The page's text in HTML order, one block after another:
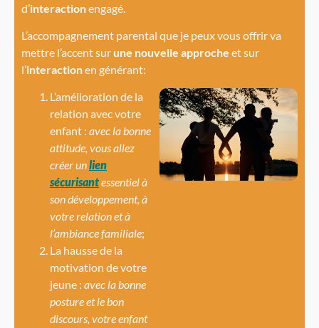
d’interactionengagé.
L’accompagnement parental que je peux vous offrir va
mettre l’accent sur une nouvelle approche et sur
l’interactionen générant:
L’amélioration de la
relation avec votre
enfant : avec la bonne
attitude, vous allez
créer unlien
sécurisantessentiel à
son développement, à
votre relation et à
l’ambiance familiale;
La hausse de la
motivation de votre
jeune : avec la bonne
posture et le bon
discours, votre enfant